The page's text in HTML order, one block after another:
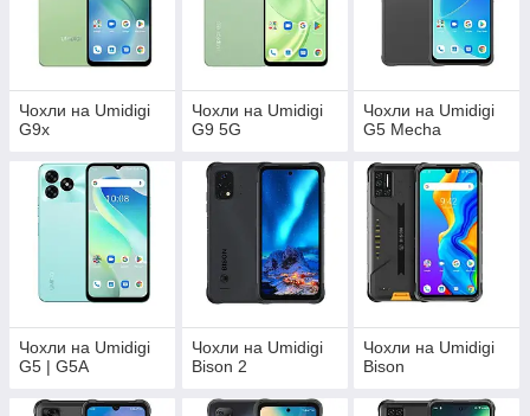
Чохли на Umidigi
G9x
Чохли на Umidigi
G9 5G
Чохли на Umidigi
G5 Mecha
Чохли на Umidigi
G5 | G5A
Чохли на Umidigi
Bison 2
Чохли на Umidigi
Bison